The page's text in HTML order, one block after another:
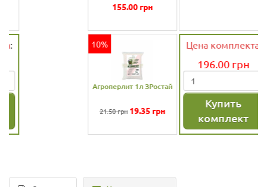
24.50 грн
Агроперлит 1л ЗРостай
19.35грн
Цена комплекта:
грн
комплект